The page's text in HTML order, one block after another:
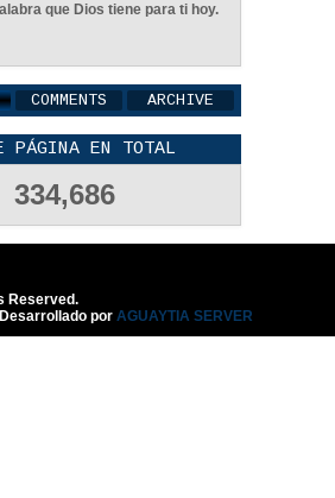
2022 0
Unida Es
- Reflexión
2026 0
un niño, para que puedas
que Dios tiene para ti hoy.
334,686
Reserved.
Desarrollado por AGUAYTIA SERVER